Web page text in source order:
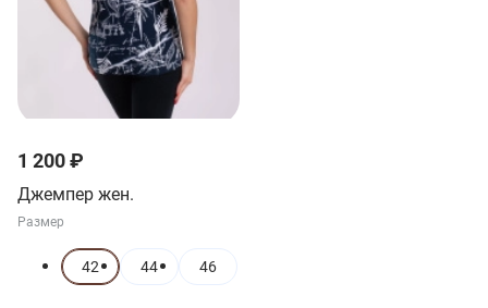
1 200 ₽
Джемпер жен.
Размер
42 44 46